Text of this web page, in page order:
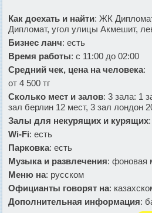
Как доехать и найти: ЖК
Дипломат, угол улицы Акмешит,
Бизнес ланч: есть
Время работы: с 11:00 до 02:00
Средний чек, цена на человека:
от 4 500 тг
Сколько мест и залов: 3 зала: 1
зал берлин 12 мест, 3 зал лондон
Залы для некурящих и курящих
Wi-Fi: есть
Парковка: есть
Музыка и развлечения: фоновая
Меню на: русском
Официанты говорят на:
Дополнительная информация: